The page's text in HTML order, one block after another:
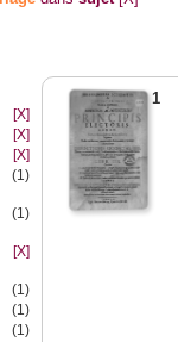
[X]
[X]
[X]
(1)
(1)
[X]
(1)
(1)
(1)
1